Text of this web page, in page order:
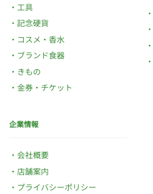
工具
記念硬貨
コスメ・香水
ブランド食器
きもの
金券・チケット
企業情報
会社概要
店舗案内
プライバシーポリシー